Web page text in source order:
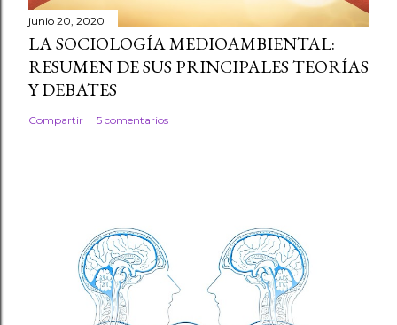
junio 20, 2020
LA SOCIOLOGÍA MEDIOAMBIENTAL:
RESUMEN DE SUS PRINCIPALES TEORÍAS
Y DEBATES
Compartir 5 comentarios